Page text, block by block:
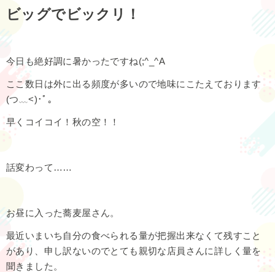
ビッグでビックリ！
今日も絶好調に暑かったですね(;^_^A
ここ数日は外に出る頻度が多いので地味にこたえております
(つ﹏<)･ﾟ｡
早くコイコイ！秋の空！！
話変わって……
お昼に入った蕎麦屋さん。
最近いまいち自分の食べられる量が把握出来なくて残すこと
があり、申し訳ないのでとても親切な店員さんに詳しく量を
聞きました。